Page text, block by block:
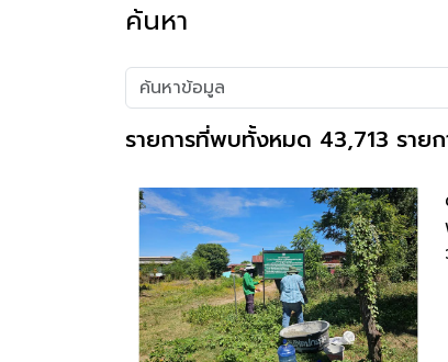
ค้นหา
รายการที่พบทั้งหมด 43,713 รายก